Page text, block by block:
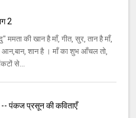
2
ममता की खान है माँ, गीत, सुर, तान है माँ,
शान है । माँ का शुभ आँचल तो,
से...
पंकज प्रसून की कविताएँ